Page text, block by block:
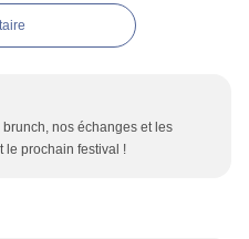
nos échanges et les
le prochain festival !